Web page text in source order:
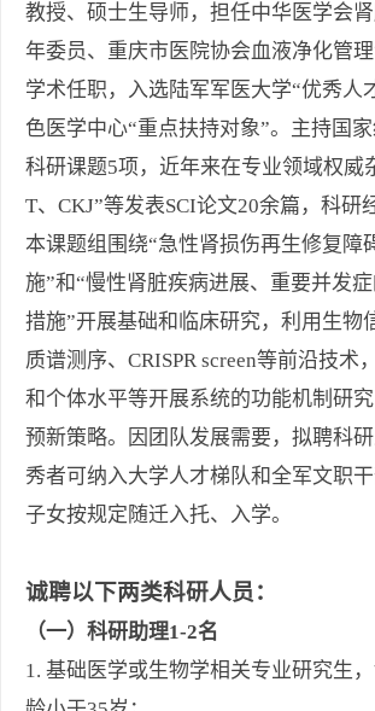
教授、硕士生导师，担任中华医学会
年委员、重庆市医院协会血液净化管
学术任职，入选陆军军医大学“优秀人
色医学中心“重点扶持对象”。主持国
科研课题5项，近年来在专业领域权威
T、 CKJ”等发表SCI论文20余篇，科研
本课题组 围绕“急性肾损伤再生修复障
施”和“慢性肾脏疾病进展、 重要并发症
措施”开展基础和临床研究，利用生物
质谱测序、 CRISPR screen等前沿技术
和个体水平等开展系统的功能机制研
预新策略。因团队发展需要，拟聘科
秀者可纳入大学人才梯队和全军文职
子女按规定随迁入托、入学。
诚聘以下两类科研人员：
（一）科研助理1-2名
1. 基础医学或生物学相关专业研究生